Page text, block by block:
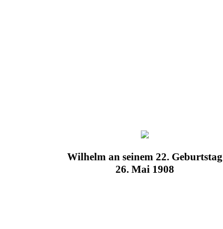
Wilhelm an seinem 22. Geburtstag
26. Mai 1908